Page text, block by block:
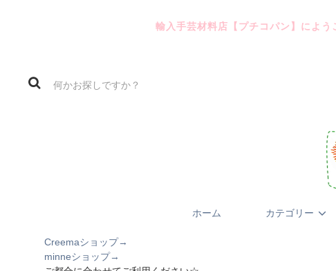
輸入手芸材料店【プチコパン】によ
ホーム カテゴリー
Creemaショップ→
minneショップ→